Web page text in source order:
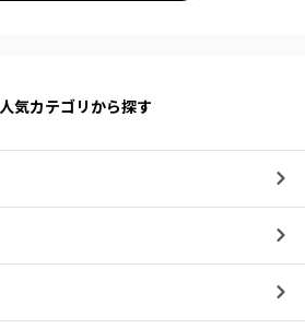
人気カテゴリから探す